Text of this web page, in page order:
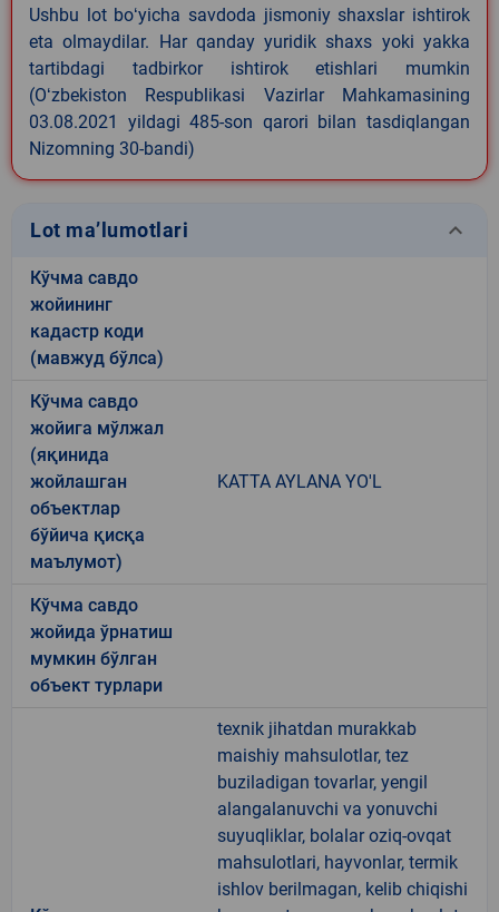
Ushbu lot boʻyicha savdoda jismoniy shaxslar ishtirok
eta olmaydilar. Har qanday yuridik shaxs yoki yakka
tartibdagi tadbirkor ishtirok etishlari mumkin
(Oʻzbekiston Respublikasi Vazirlar Mahkamasining
03.08.2021 yildagi 485-son qarori bilan tasdiqlangan
Nizomning 30-bandi)
Lot ma’lumotlari keyboard_arrow_down
Кўчма савдо
жойининг
кадастр коди
(мавжуд бўлса)
Кўчма савдо
жойига мўлжал
(яқинида
жойлашган
объектлар
бўйича қисқа
маълумот)
KATTA AYLANA YO'L
Кўчма савдо
жойида ўрнатиш
мумкин бўлган
объект турлари
texnik jihatdan murakkab
maishiy mahsulotlar, tez
buziladigan tovarlar, yengil
alangalanuvchi va yonuvchi
suyuqliklar, bolalar oziq-ovqat
mahsulotlari, hayvonlar, termik
ishlov berilmagan, kelib chiqishi